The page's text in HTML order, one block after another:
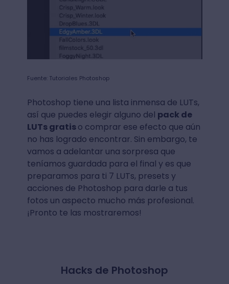
Fuente: Tutoriales Photoshop
Photoshop tiene una lista inmensa de LUTs,
así que puedes elegir alguno del pack de
LUTs gratiso comprar ese efecto que aún
no has logrado encontrar. Sin embargo, te
vamos a adelantar una sorpresa que
teníamos guardada para el final y es que
preparamos para ti 7 LUTs, presets y
acciones de Photoshop para darle a tus
fotos un aspecto mucho más profesional.
¡Pronto te las mostraremos!
Hacks de Photoshop